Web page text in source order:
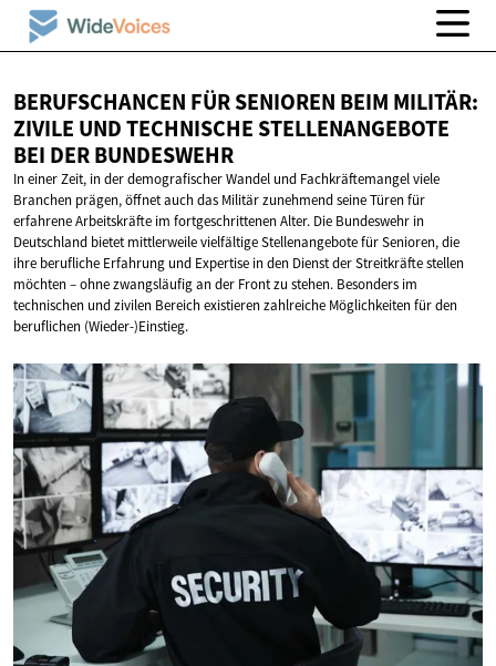
BERUFSCHANCEN FÜR SENIOREN BEIM MILITÄR:
ZIVILE UND TECHNISCHE STELLENANGEBOTE
BEI DER BUNDESWEHR
In einer Zeit, in der demografischer Wandel und Fachkräftemangel viele
Branchen prägen, öffnet auch das Militär zunehmend seine Türen für
erfahrene Arbeitskräfte im fortgeschrittenen Alter. Die Bundeswehr in
Deutschland bietet mittlerweile vielfältige Stellenangebote für Senioren, die
ihre berufliche Erfahrung und Expertise in den Dienst der Streitkräfte stellen
möchten – ohne zwangsläufig an der Front zu stehen. Besonders im
technischen und zivilen Bereich existieren zahlreiche Möglichkeiten für den
beruflichen (Wieder-)Einstieg.